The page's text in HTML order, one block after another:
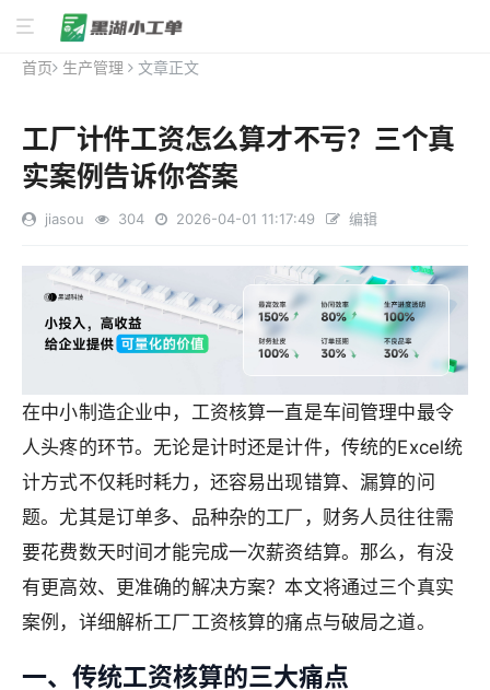
首页 生产管理 文章正文
工厂计件工资怎么算才不亏？三个真
实案例告诉你答案
jiasou 304 2026-04-01 11:17:49 编辑
在中小制造企业中，工资核算一直是车间管理中最令
人头疼的环节。无论是计时还是计件，传统的Excel统
计方式不仅耗时耗力，还容易出现错算、漏算的问
题。尤其是订单多、品种杂的工厂，财务人员往往需
要花费数天时间才能完成一次薪资结算。那么，有没
有更高效、更准确的解决方案？本文将通过三个真实
案例，详细解析工厂工资核算的痛点与破局之道。
一、传统工资核算的三大痛点